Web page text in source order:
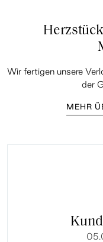
Wir fertigen unsere
der
MEHR